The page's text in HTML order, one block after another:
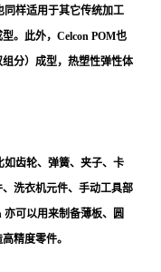
同样适用于其它传统加工
。此外，Celcon POM也
分）成型，热塑性弹性体
如齿轮、弹簧、夹子、卡
洗衣机元件、手动工具部
可以用来制备薄板、圆
精度零件。